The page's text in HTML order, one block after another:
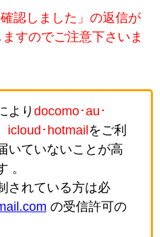
認しました」の返信が
すのでご注意下さいま
より docomo･au･
icloud･hotmail をご利
いていないことが高
。
されている方は必
の受信許可の